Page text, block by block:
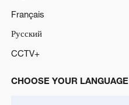
Français
Русский
CCTV+
CHOOSE YOUR LANGUAGE